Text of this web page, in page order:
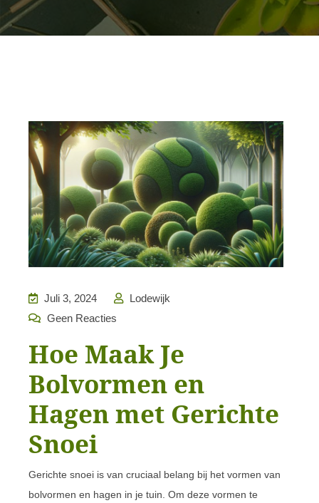
Juli 3, 2024
Lodewijk
Geen Reacties
Hoe Maak Je
Bolvormen en
Hagen met Gerichte
Snoei
Gerichte snoei is van cruciaal belang bij het vormen van
bolvormen en hagen in je tuin. Om deze vormen te